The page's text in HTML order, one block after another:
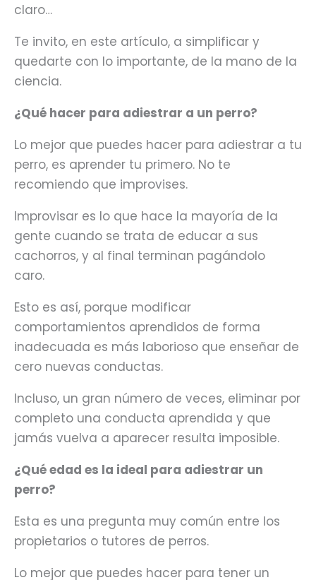
claro…
Te invito, en este artículo, a simplificar y
quedarte con lo importante, de la mano de la
ciencia.
¿Qué hacer para adiestrar a un perro?
Lo mejor que puedes hacer para adiestrar a tu
perro, es aprender tu primero. No te
recomiendo que improvises.
Improvisar es lo que hace la mayoría de la
gente cuando se trata de educar a sus
cachorros, y al final terminan pagándolo
caro.
Esto es así, porque modificar
comportamientos aprendidos de forma
inadecuada es más laborioso que enseñar de
cero nuevas conductas.
Incluso, un gran número de veces, eliminar por
completo una conducta aprendida y que
jamás vuelva a aparecer resulta imposible.
¿Qué edad es la ideal para adiestrar un
perro?
Esta es una pregunta muy común entre los
propietarios o tutores de perros.
Lo mejor que puedes hacer para tener un